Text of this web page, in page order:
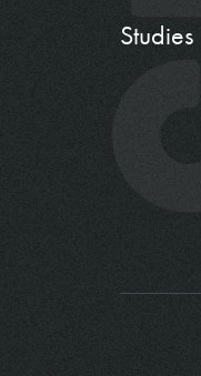
Studies